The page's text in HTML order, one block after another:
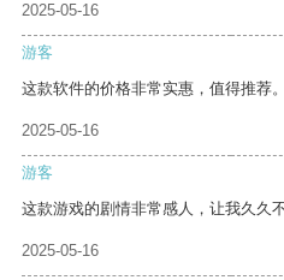
2025-05-16
游客
这款软件的价格非常实惠，值得推荐。
2025-05-16
游客
这款游戏的剧情非常感人，让我久久
2025-05-16